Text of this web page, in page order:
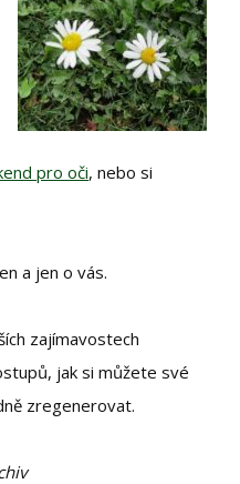
pro oči, nebo si
a jen o vás.
zajímavostech
jak si můžete své
zregenerovat.